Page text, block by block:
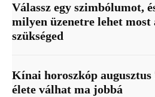
Válassz egy szimbólumot,
milyen üzenetre lehet most
szükséged
Kínai horoszkóp
élete válhat ma jobbá